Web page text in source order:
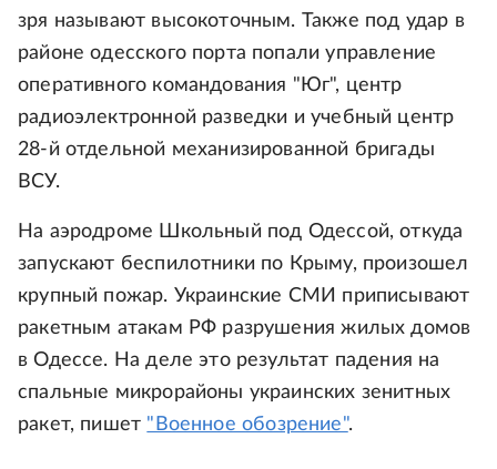
зря называют высокоточным. Также под удар в
районе одесского порта попали управление
оперативного командования "Юг", центр
радиоэлектронной разведки и учебный центр
28-й отдельной механизированной бригады
ВСУ.
На аэродроме Школьный под Одессой, откуда
запускают беспилотники по Крыму, произошел
крупный пожар. Украинские СМИ приписывают
ракетным атакам РФ разрушения жилых домов
в Одессе. На деле это результат падения на
спальные микрорайоны украинских зенитных
ракет, пишет "Военное обозрение".